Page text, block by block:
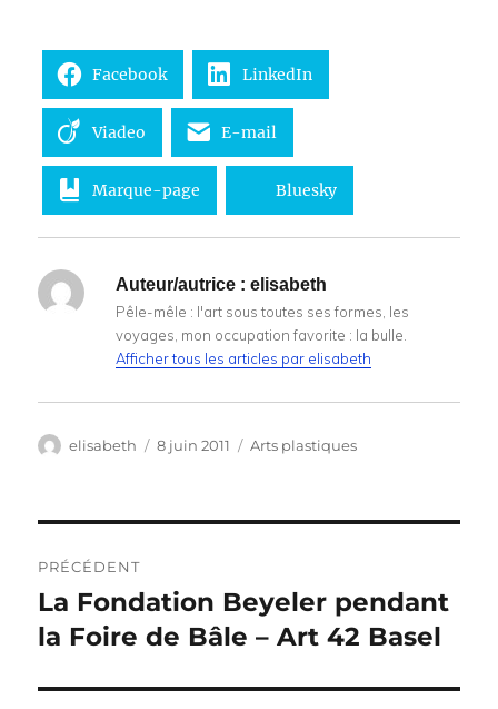
Facebook LinkedIn
Viadeo E-mail
Marque-page Bluesky
Auteur/autrice : elisabeth
Pêle-mêle : l'art sous toutes ses formes, les
voyages, mon occupation favorite : la bulle.
Afficher tous les articles par elisabeth
Auteur
elisabeth
Publié
8 juin 2011 Catégories
Arts plastiques
de
l’article
PRÉCÉDENT
Publication
précédente :
La Fondation Beyeler pendant
la Foire de Bâle – Art 42 Basel